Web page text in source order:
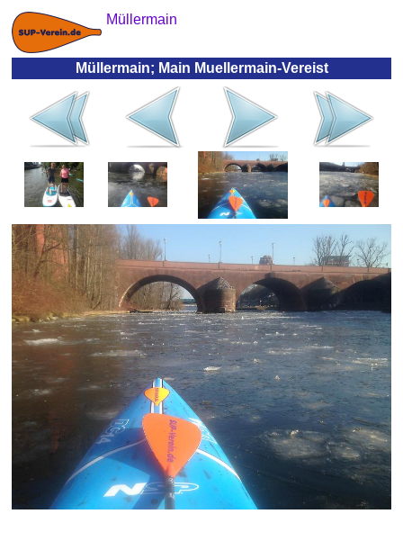
Müllermain
Müllermain; Main Muellermain-Vereist